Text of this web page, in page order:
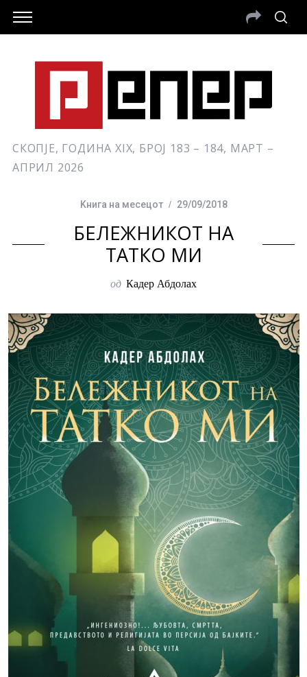
СКОПЈЕ, ГОДИНА XIX, БРОЈ 183 – 184, МАРТ –
АПРИЛ 2026
Kнига на месецот 29/09/2018
БЕЛЕЖНИКОТ НА
ТАТКО МИ
од Кадер Абдолах